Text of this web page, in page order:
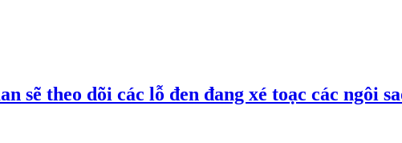
sẽ theo dõi các lỗ đen đang xé toạc các ngôi